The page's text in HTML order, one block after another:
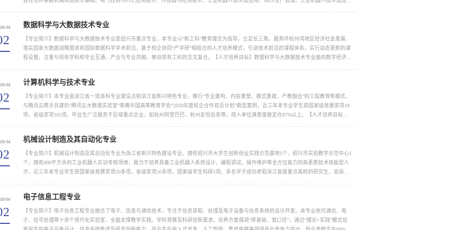
04 数据科学与大数据技术专业
【专业简介】数据科学与大数据技术专业是绍兴市重点专业。本专业以“新工科”教育理念为指导，立足长三角，服务环杭州湾地区经济社会发展，
落实国家大数据战略需求和国际数据科学学术前沿，基于校企协同“产学研”相结合的人才培养模式，引进技术前沿的课程体系，实行动态更新的课
程设置，注重与现有学科和专业互通，产业与专业共融，推动现有工科的交叉复合。【人才培养目标】数据科学与大数据技术专业面向数字经济时
04 计算机科学与技术专业
【专业简介】本专业是浙江省一流本科专业建设点和浙江省新兴特色专业，推行“专业重构、内容重塑、模式重建，产教融合”的工程教育新模式，
与腾讯云携手共建的“腾讯云大数据实验室”荣膺中国高等教育学会“2020年度校企合作双百计划”典型案例，近三年本专业学生获国家级竞赛奖项18
项，省级奖项102项。毕业生广泛服务于区域重点企业，如杭州阿里巴巴、杭州安恒信息等，用人单位满意度稳定在87%以上。【人才培养目标】
04 机械设计制造及其自动化专业
【专业简介】机械设计制造及其自动化专业为浙江省新兴特色建设专业，拥有绍兴市大学生创新创业实践示范基地1个，绍兴市实验教学示范中心1
个，拥有800平方米的工业机器人实训考核场地，致力于培养具备工业机器人系统设计、编程调试、操作维护等全方位能力的高素质技术技能型人
才。近三年本专业学生获国家级竞赛奖项20多项，省级奖项50多项，国家级学生科研1项。多名学子成功考取浙江省属重点高校的研究生，如浙江
04 电子信息工程专业
【专业简介】电子信息工程专业融合了电子、信息与通信技术，专注于信息获取、处理及电子设备与信息系统的设计开发。本专业依托通信、电
子、信号处理等十余个现代化实验室，全面支撑教学实践、学科竞赛及科研创新需求。培养方案强调“厚基础、宽口径”，通过“理论+实践”模式培